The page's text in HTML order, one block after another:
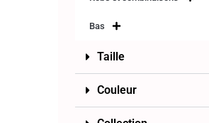
Bas
Taille
Couleur